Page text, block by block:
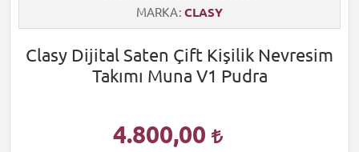
MARKA CLASY
Clasy Dijital Saten Çift Kişilik Nevresim
Takımı Muna V1 Pudra
4.800,00